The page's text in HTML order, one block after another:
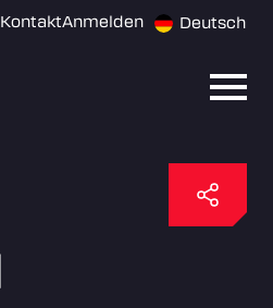
KontaktAnmelden Deutsch